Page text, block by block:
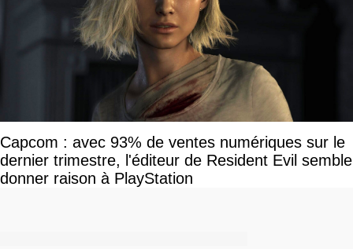
Capcom : avec 93% de ventes numériques sur le
dernier trimestre, l'éditeur de Resident Evil semble
donner raison à PlayStation